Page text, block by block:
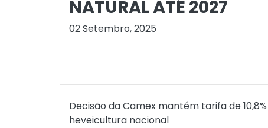
NATURAL ATÉ 2027
02 Setembro, 2025
Decisão da Camex mantém tarifa de
heveicultura nacional